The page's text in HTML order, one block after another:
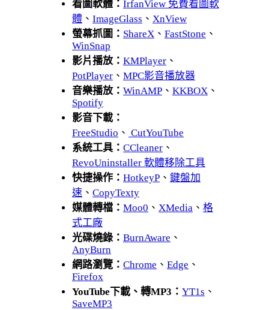
看圖軟體： IrfanView 免費看圖軟
體 、 ImageGlass 、 XnView
螢幕抓圖： ShareX 、 FastStone 、
WinSnap
影片播放： KMPlayer 、
PotPlayer 、 MPC影音播放器
音樂播放： WinAMP 、 KKBOX 、
Spotify
影音下載：
FreeStudio 、 CutYouTube
系統工具： CCleaner 、
RevoUninstaller 軟體移除工具
快捷操作： HotkeyP 、 鍵盤加
速 、 CopyTexty
媒體轉檔： Moo0 、 XMedia 、 格
式工廠
光碟燒錄： BurnAware 、
AnyBurn
網路瀏覽： Chrome 、 Edge 、
Firefox
YouTube下載、轉MP3： YT1s 、
SaveMP3